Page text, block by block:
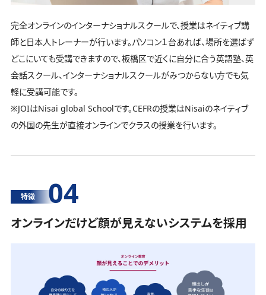
完全オンラインのインターナショナルスクールで、授業はネイティブ講
師と日本人トレーナーが行います。パソコン１台あれば、場所を選ばず
どこにいても受講できますので、板橋区で近くに自分に合う英語塾、英
会話スクール、インターナショナルスクールがみつからない方でも気
軽に受講可能です。
※JOIはNisai global Schoolです。CEFRの授業はNisaiのネイティブ
の外国の先生が直接オンラインでクラスの授業を行います。
特徴 04
オンラインだけど顔が見えないシステムを採用